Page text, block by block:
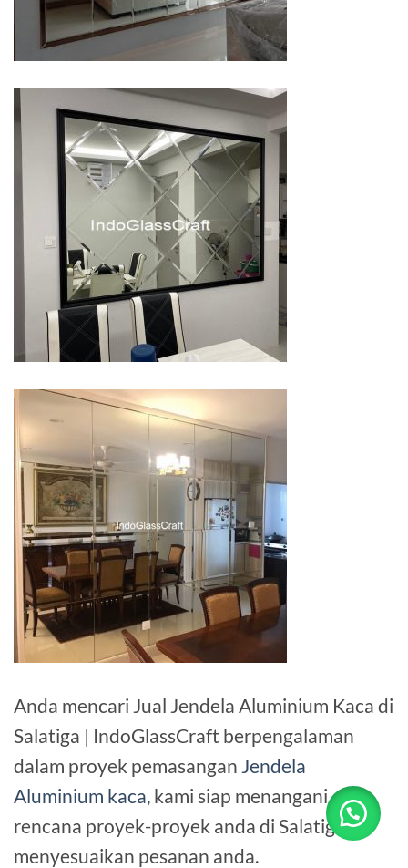
Anda mencari Jual Jendela Aluminium Kaca di
Salatiga | IndoGlassCraft berpengalaman
dalam proyek pemasangan Jendela
Aluminium kaca, kami siap menangani
rencana proyek-proyek anda di Salatiga
menyesuaikan pesanan anda.